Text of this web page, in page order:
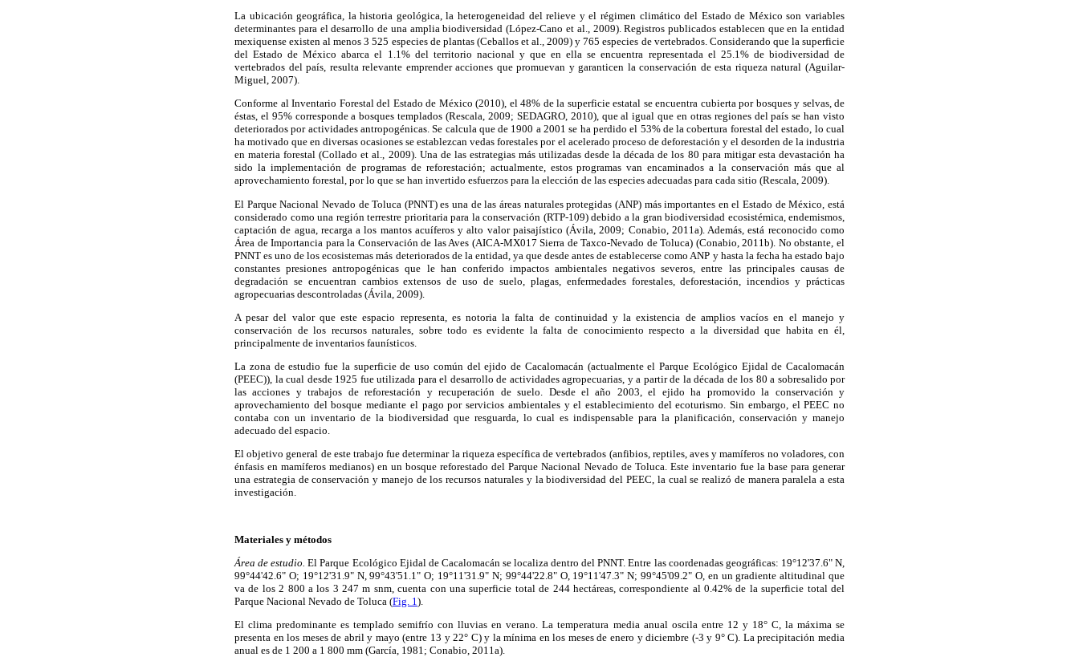
La ubicación geográfica, la historia geológica, la heterogeneidad del relieve y el régimen climático del Estado de México son variables
determinantes para el desarrollo de una amplia biodiversidad (López-Cano et al., 2009). Registros publicados establecen que en la entidad
mexiquense existen al menos 3 525 especies de plantas (Ceballos et al., 2009) y 765 especies de vertebrados. Considerando que la superficie
del Estado de México abarca el 1.1% del territorio nacional y que en ella se encuentra representada el 25.1% de biodiversidad de
vertebrados del país, resulta relevante emprender acciones que promuevan y garanticen la conservación de esta riqueza natural (Aguilar-
Miguel, 2007).
Conforme al Inventario Forestal del Estado de México (2010), el 48% de la superficie estatal se encuentra cubierta por bosques y selvas, de
éstas, el 95% corresponde a bosques templados (Rescala, 2009; SEDAGRO, 2010), que al igual que en otras regiones del país se han visto
deteriorados por actividades antropogénicas. Se calcula que de 1900 a 2001 se ha perdido el 53% de la cobertura forestal del estado, lo cual
ha motivado que en diversas ocasiones se establezcan vedas forestales por el acelerado proceso de deforestación y el desorden de la industria
en materia forestal (Collado et al., 2009). Una de las estrategias más utilizadas desde la década de los 80 para mitigar esta devastación ha
sido la implementación de programas de reforestación; actualmente, estos programas van encaminados a la conservación más que al
aprovechamiento forestal, por lo que se han invertido esfuerzos para la elección de las especies adecuadas para cada sitio (Rescala, 2009).
El Parque Nacional Nevado de Toluca (PNNT) es una de las áreas naturales protegidas (ANP) más importantes en el Estado de México, está
considerado como una región terrestre prioritaria para la conservación (RTP-109) debido a la gran biodiversidad ecosistémica, endemismos,
captación de agua, recarga a los mantos acuíferos y alto valor paisajístico (Ávila, 2009; Conabio, 2011a). Además, está reconocido como
Área de Importancia para la Conservación de las Aves (AICA-MX017 Sierra de Taxco-Nevado de Toluca) (Conabio, 2011b). No obstante, el
PNNT es uno de los ecosistemas más deteriorados de la entidad, ya que desde antes de establecerse como ANP y hasta la fecha ha estado bajo
constantes presiones antropogénicas que le han conferido impactos ambientales negativos severos, entre las principales causas de
degradación se encuentran cambios extensos de uso de suelo, plagas, enfermedades forestales, deforestación, incendios y prácticas
agropecuarias descontroladas (Ávila, 2009).
A pesar del valor que este espacio representa, es notoria la falta de continuidad y la existencia de amplios vacíos en el manejo y
conservación de los recursos naturales, sobre todo es evidente la falta de conocimiento respecto a la diversidad que habita en él,
principalmente de inventarios faunísticos.
La zona de estudio fue la superficie de uso común del ejido de Cacalomacán (actualmente el Parque Ecológico Ejidal de Cacalomacán
(PEEC)), la cual desde 1925 fue utilizada para el desarrollo de actividades agropecuarias, y a partir de la década de los 80 a sobresalido por
las acciones y trabajos de reforestación y recuperación de suelo. Desde el año 2003, el ejido ha promovido la conservación y
aprovechamiento del bosque mediante el pago por servicios ambientales y el establecimiento del ecoturismo. Sin embargo, el PEEC no
contaba con un inventario de la biodiversidad que resguarda, lo cual es indispensable para la planificación, conservación y manejo
adecuado del espacio.
El objetivo general de este trabajo fue determinar la riqueza específica de vertebrados (anfibios, reptiles, aves y mamíferos no voladores, con
énfasis en mamíferos medianos) en un bosque reforestado del Parque Nacional Nevado de Toluca. Este inventario fue la base para generar
una estrategia de conservación y manejo de los recursos naturales y la biodiversidad del PEEC, la cual se realizó de manera paralela a esta
investigación.
Materiales y métodos
Área de estudio. El Parque Ecológico Ejidal de Cacalomacán se localiza dentro del PNNT. Entre las coordenadas geográficas: 19°12'37.6" N,
99°44'42.6" O; 19°12'31.9" N, 99°43'51.1" O; 19°11'31.9" N; 99°44'22.8" O, 19°11'47.3" N; 99°45'09.2" O, en un gradiente altitudinal que
va de los 2 800 a los 3 247 m snm, cuenta con una superficie total de 244 hectáreas, correspondiente al 0.42% de la superficie total del
Parque Nacional Nevado de Toluca (Fig. 1 ).
El clima predominante es templado semifrío con lluvias en verano. La temperatura media anual oscila entre 12 y 18° C, la máxima se
presenta en los meses de abril y mayo (entre 13 y 22° C) y la mínima en los meses de enero y diciembre (-3 y 9° C). La precipitación media
anual es de 1 200 a 1 800 mm (García, 1981; Conabio, 2011a).